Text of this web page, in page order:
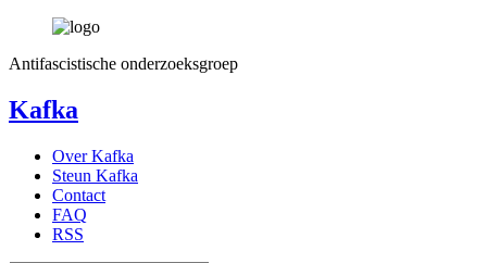
Antifascistische onderzoeksgroep
Kafka
Over Kafka
Steun Kafka
Contact
FAQ
RSS